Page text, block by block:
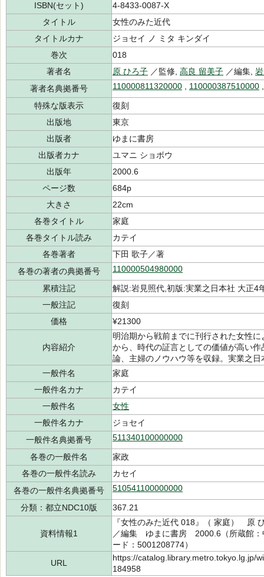
ISBN(セット)
4-8433-0087-X
タイトル
女性のみた近代
タイトルカナ
ジョセイ ノ ミタ キンダイ
巻次
018
著者名
原 ひろ子 ／監修, 高良 留美子 ／編集,
著者名典拠番号
110000811320000 110000387510000
特殊な版表示
復刻
出版地
東京
出版者
ゆまに書房
出版者カナ
ユマニ ショボウ
出版年
2000.6
ページ数
684p
大きさ
22cm
各巻タイトル
家庭
各巻タイトル読み
カテイ
各巻著者
下田 歌子／著
各巻の著者の典拠番号
110000504980000
累積注記
解説:岩見照代,初版:実業之日本社 大正4
一般注記
復刻
価格
¥21300
内容紹介
明治期から戦前までに刊行された女性
から、時代の証言としての価値が高い
論、主婦のノウハウ等を収録。実業之
一般件名
家庭
一般件名カナ
カテイ
一般件名
女性
一般件名カナ
ジョセイ
一般件名典拠番号
511340100000000
各巻の一般件名
家政
各巻の一般件名読み
カセイ
各巻の一般件名典拠番号
510541100000000
分類：都立NDC10版 367.21
資料情報1
『女性のみた近代 018』（ 家庭） 原
／編集 ゆまに書房 2000.6（所蔵館
ード：5001208774）
URL
https://catalog.library.metro.tokyo.lg.jp/
184958